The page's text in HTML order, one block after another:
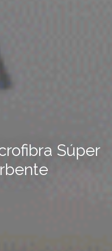
Súper